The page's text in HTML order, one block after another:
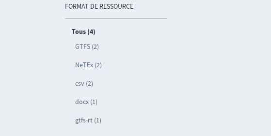
FORMAT DE RESSOURCE
Tous (4)
GTFS (2)
NeTEx (2)
csv (2)
docx (1)
gtfs-rt (1)